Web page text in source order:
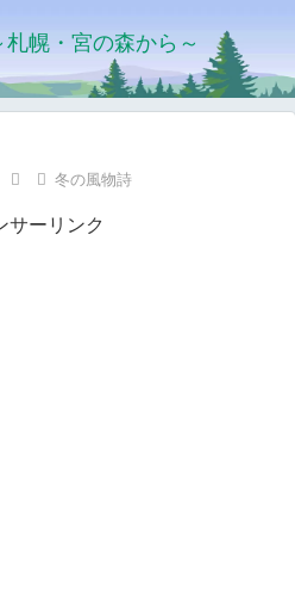
幌・宮の森から～
冬の風物詩
サーリンク